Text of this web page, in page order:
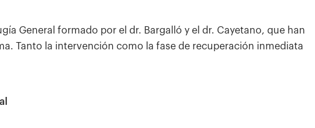
General formado por el dr. Bargalló y el dr. Cayetano, que han
Tanto la intervención como la fase de recuperación inmediata